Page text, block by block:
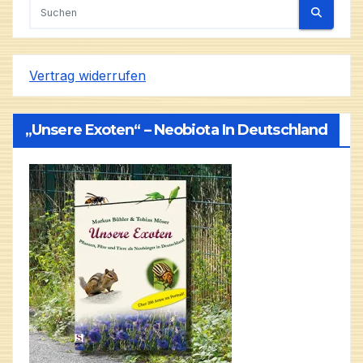
Vertrag widerrufen
„Unsere Exoten“ – Neobiota In Deutschland